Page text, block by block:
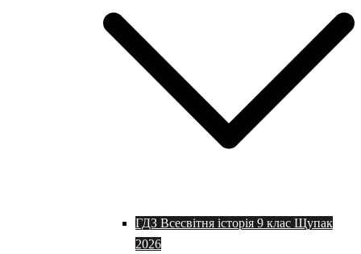
ГДЗ Всесвітня історія 9 клас Щупак
2026